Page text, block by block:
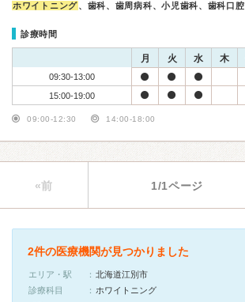
ホワイトニング、歯科、歯周病科、小児歯科、歯科口
診療時間
月 火 水 木
09:30-13:00
15:00-19:00
09:00-12:30 14:00-18:00
«前 1/1ページ
2件の医療機関が見つかりました
エリア・駅
北海道江別市
診療科目
ホワイトニング